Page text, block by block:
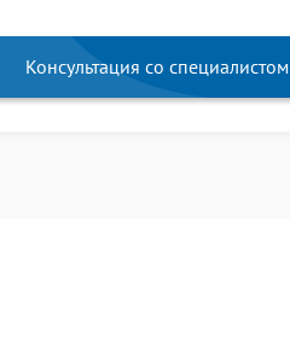
Консультация со специалистом